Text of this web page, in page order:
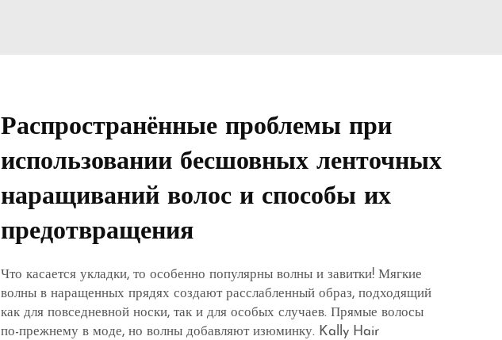
Распространённые проблемы при
использовании бесшовных ленточных
наращиваний волос и способы их
предотвращения
Что касается укладки, то особенно популярны волны и завитки! Мягкие
волны в наращенных прядях создают расслабленный образ, подходящий
как для повседневной носки, так и для особых случаев. Прямые волосы
по-прежнему в моде, но волны добавляют изюминку. Kally Hair